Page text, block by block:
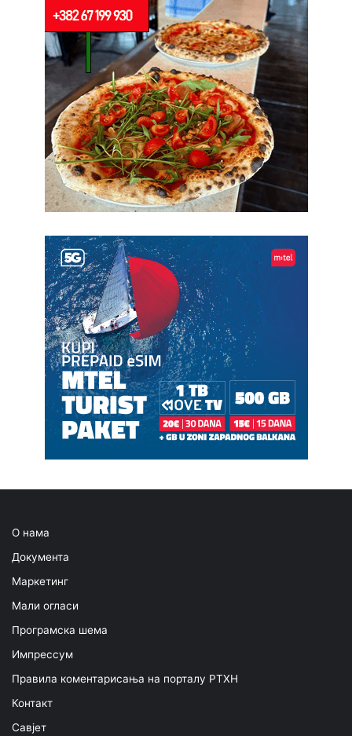
О нама
Документа
Маркетинг
Мали огласи
Програмска шема
Импрессум
Правила коментарисања на порталу РТХН
Контакт
Савјет